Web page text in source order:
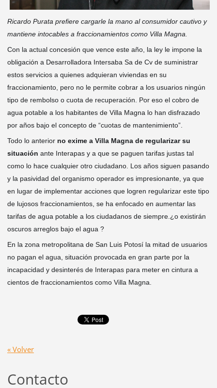
Ricardo Purata prefiere cargarle la mano al consumidor cautivo y
mantiene intocables a fraccionamientos como Villa Magna.
Con la actual concesión que vence este año, la ley le impone la
obligación a Desarrolladora Intersaba Sa de Cv de suministrar
estos servicios a quienes adquieran viviendas en su
fraccionamiento, pero no le permite cobrar a los usuarios ningún
tipo de rembolso o cuota de recuperación. Por eso el cobro de
agua potable a los habitantes de Villa Magna lo han disfrazado
por años bajo el concepto de “cuotas de mantenimiento”.
Todo lo anterior no exime a Villa Magna de regularizar su
situación ante Interapas y a que se paguen tarifas justas tal
como lo hace cualquier otro ciudadano. Los años siguen pasando
y la pasividad del organismo operador es impresionante, ya que
en lugar de implementar acciones que logren regularizar este tipo
de lujosos fraccionamientos, se ha enfocado en aumentar las
tarifas de agua potable a los ciudadanos de siempre.¿o existirán
oscuros arreglos bajo el agua ?
En la zona metropolitana de San Luis Potosí la mitad de usuarios
no pagan el agua, situación provocada en gran parte por la
incapacidad y desinterés de Interapas para meter en cintura a
cientos de fraccionamientos como Villa Magna.
« Volver
Contacto